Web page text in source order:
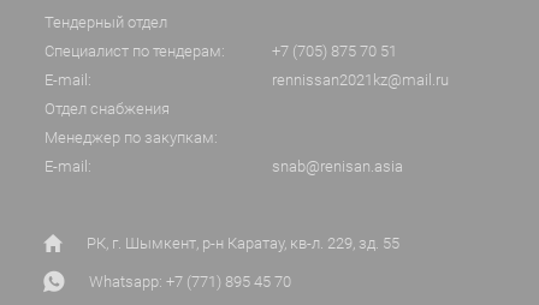
Тендерный отдел
Специалист по тендерам:
+7 (705) 875 70 51
E-mail:
rennissan2021kz@mail.ru
Отдел снабжения
Менеджер по закупкам:
E-mail:
snab@renisan.asia
РК, г. Шымкент, р-н Каратау, кв-л. 229, зд. 55
Whatsapp: +7 (771) 895 45 70